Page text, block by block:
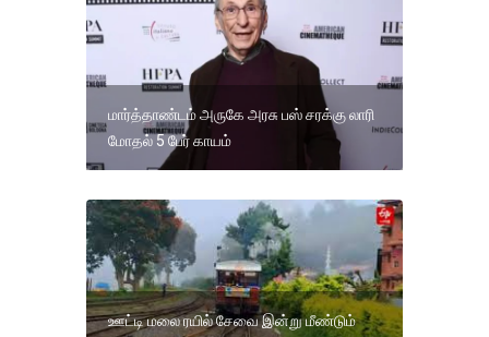
மார்த்தாண்டம் அருகே அரசு பஸ் சரக்கு லாரி
மோதல் 5 பேர் காயம்
ஊட்டி மலை ரயில் சேவை இன்று மீண்டும்